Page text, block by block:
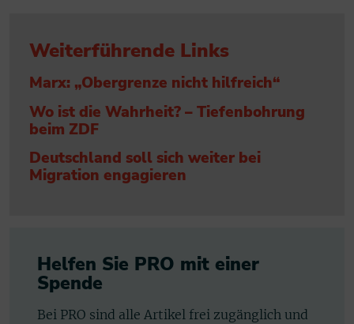
Weiterführende Links
Marx: „Obergrenze nicht hilfreich“
Wo ist die Wahrheit? – Tiefenbohrung
beim ZDF
Deutschland soll sich weiter bei
Migration engagieren
Helfen Sie PRO mit einer
Spende
Bei PRO sind alle Artikel frei zugänglich und